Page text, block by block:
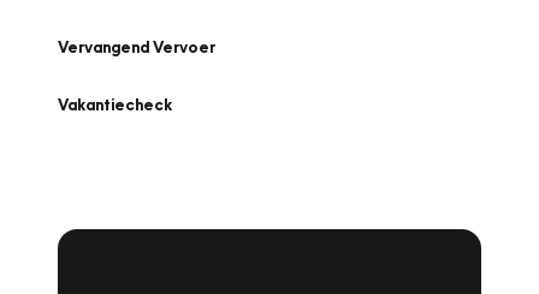
Vervangend Vervoer
Vakantiecheck